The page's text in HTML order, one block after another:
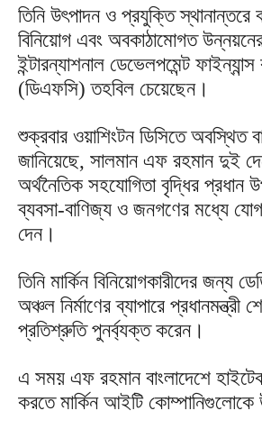
তিনি উৎপাদন ও প্রযুক্তি স্থানান্তরে
বিনিয়োগ এবং অবকাঠামোগত
ইন্টারন্যাশনাল ডেভেলপমেন্ট ফাইন্যান্স
(ডিএফসি) তহবিল চেয়েছেন।
শুক্রবার ওয়াশিংটন ডিসিতে অবস্থিত
জানিয়েছে, সালমান এফ রহমান দুই
অর্থনৈতিক সহযোগিতা বৃদ্ধির প্রধান
ব্যবসা-বাণিজ্য ও জনগণের মধ্যে
দেন।
তিনি মার্কিন বিনিয়োগকারীদের জন্য
অঞ্চল নির্মাণের ব্যাপারে প্রধানমন্ত্রী
প্রতিশ্রুতি পুনর্ব্যক্ত করেন।
এ সময় এফ রহমান বাংলাদেশে হাইটেক
করতে মার্কিন আইটি কোম্পানিগুলোকে